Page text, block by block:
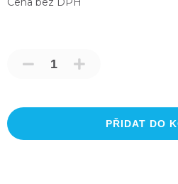
PŘIDAT DO